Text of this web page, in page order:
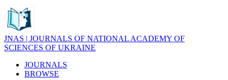
JNAS | JOURNALS OF NATIONAL ACADEMY OF
SCIENCES OF UKRAINE
JOURNALS
BROWSE